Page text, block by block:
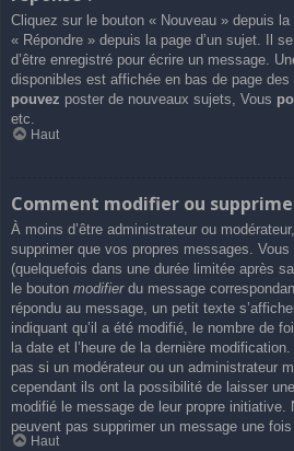
Cliquez sur le bouton « Nouveau » depuis la
« Répondre » depuis la page d’un sujet. Il
d’être enregistré pour écrire un message.
disponibles est affichée en bas de page
pouvez poster de nouveaux sujets, Vous
etc.
Haut
Comment modifier ou
À moins d’être administrateur ou
supprimer que vos propres messages.
(quelquefois dans une durée limitée après
le bouton modifierdu message
répondu au message, un petit texte
indiquant qu’il a été modifié, le nombre de
la date et l’heure de la dernière
pas si un modérateur ou un administrateur
cependant ils ont la possibilité de laisser
modifié le message de leur propre
peuvent pas supprimer un message une fois
Haut